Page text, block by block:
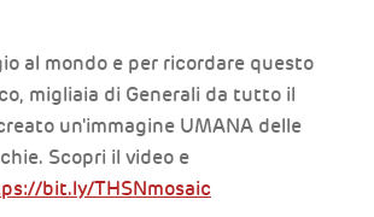
al mondo e per ricordare questo
migliaia di Generali da tutto il
un'immagine UMANA delle
Scopri il video e
bit.ly/THSNmosaic